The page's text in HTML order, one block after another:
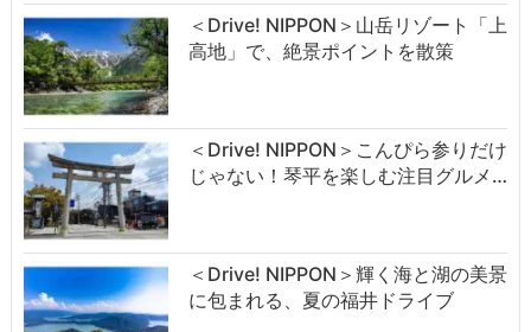
＜Drive! NIPPON＞山岳リゾート「上
高地」で、絶景ポイントを散策
＜Drive! NIPPON＞こんぴら参りだけ
じゃない！琴平を楽しむ注目グルメ…
＜Drive! NIPPON＞輝く海と湖の美景
に包まれる、夏の福井ドライブ